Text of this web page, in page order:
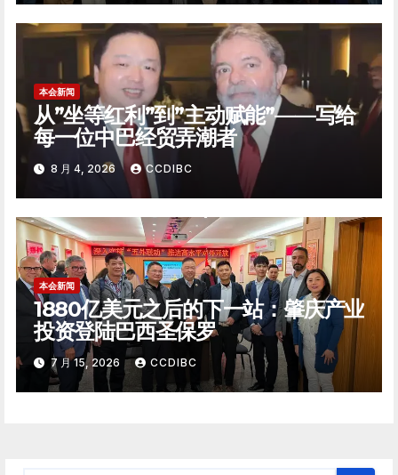
本会新闻
从”坐等红利”到”主动赋能”——写给
每一位中巴经贸弄潮者
8 月 4, 2026 CCDIBC
本会新闻
1880亿美元之后的下一站：肇庆产业
投资登陆巴西圣保罗
7 月 15, 2026 CCDIBC